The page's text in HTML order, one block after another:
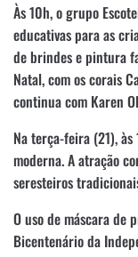
Às 10h, o grupo
educativas para as
de brindes e pintura
Natal, com os corais
continua com Karen
Na terça-feira (21), às
moderna. A atração
seresteiros
O uso de máscara de
Bicentenário da